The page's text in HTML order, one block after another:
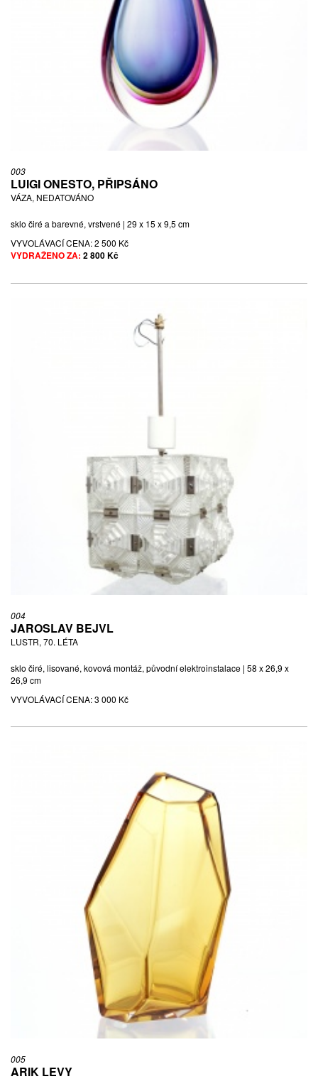
003
LUIGI ONESTO, PŘIPSÁNO
VÁZA, NEDATOVÁNO
sklo čiré a barevné, vrstvené | 29 x 15 x 9,5 cm
VYVOLÁVACÍ CENA:2 500 Kč
VYDRAŽENO ZA: 2 800 Kč
004
JAROSLAV BEJVL
LUSTR, 70. LÉTA
sklo čiré, lisované, kovová montáž, původní elektroinstalace | 58 x 26,9 x
26,9 cm
VYVOLÁVACÍ CENA:3 000 Kč
005
ARIK LEVY